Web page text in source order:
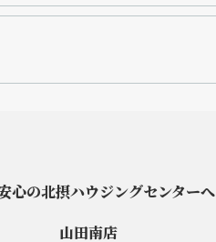
心の北摂ハウジングセンターへ
山田南店